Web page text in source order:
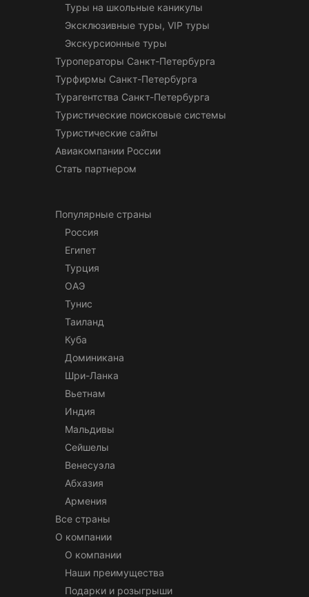
Туры на школьные каникулы
Эксклюзивные туры, VIP туры
Экскурсионные туры
Туроператоры Санкт-Петербурга
Турфирмы Санкт-Петербурга
Турагентства Санкт-Петербурга
Туристические поисковые системы
Туристические сайты
Авиакомпании России
Стать партнером
Популярные страны
Россия
Египет
Турция
ОАЭ
Тунис
Таиланд
Куба
Доминикана
Шри-Ланка
Вьетнам
Индия
Мальдивы
Сейшелы
Венесуэла
Абхазия
Армения
Все страны
О компании
О компании
Наши преимущества
Подарки и розыгрыши